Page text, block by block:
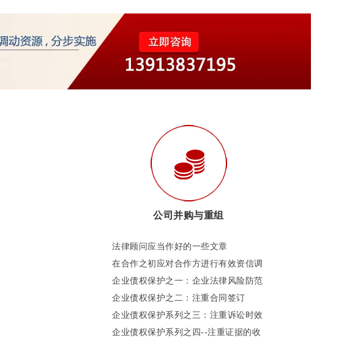
公司并购与重组
法律顾问应当作好的一些文章
在合作之初应对合作方进行有效资信调
查和财产调查
企业债权保护之一：企业法律风险防范
机制的中国进程
企业债权保护之二：注重合同签订
企业债权保护系列之三：注重诉讼时效
企业债权保护系列之四--注重证据的收